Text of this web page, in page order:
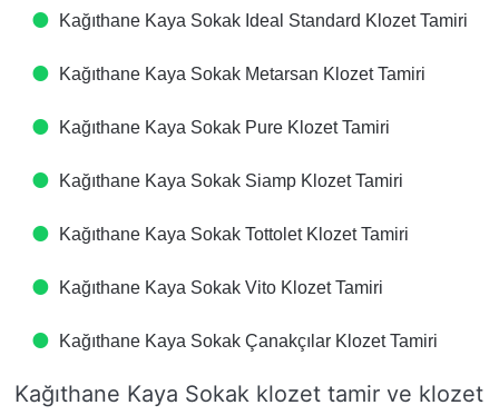
Kağıthane Kaya Sokak Ideal Standard Klozet Tamiri
Kağıthane Kaya Sokak Metarsan Klozet Tamiri
Kağıthane Kaya Sokak Pure Klozet Tamiri
Kağıthane Kaya Sokak Siamp Klozet Tamiri
Kağıthane Kaya Sokak Tottolet Klozet Tamiri
Kağıthane Kaya Sokak Vito Klozet Tamiri
Kağıthane Kaya Sokak Çanakçılar Klozet Tamiri
Kağıthane Kaya Sokak klozet tamir ve klozet